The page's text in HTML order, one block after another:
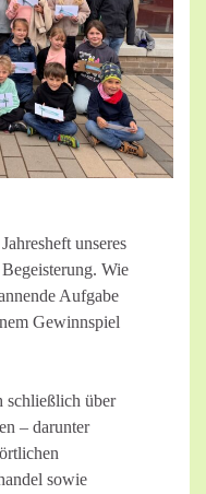
unseres
Wie
Aufgabe
Gewinnspiel
schließlich über
– darunter
sowie